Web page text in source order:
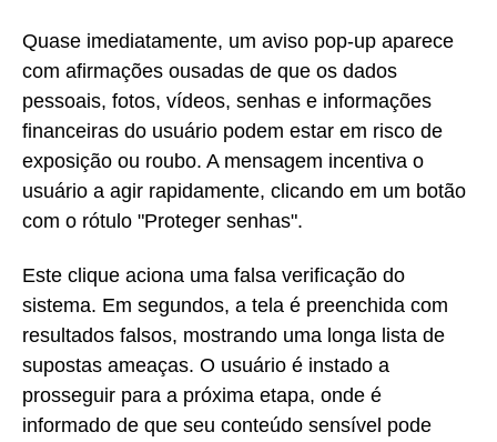
Quase imediatamente, um aviso pop-up aparece
com afirmações ousadas de que os dados
pessoais, fotos, vídeos, senhas e informações
financeiras do usuário podem estar em risco de
exposição ou roubo. A mensagem incentiva o
usuário a agir rapidamente, clicando em um botão
com o rótulo "Proteger senhas".
Este clique aciona uma falsa verificação do
sistema. Em segundos, a tela é preenchida com
resultados falsos, mostrando uma longa lista de
supostas ameaças. O usuário é instado a
prosseguir para a próxima etapa, onde é
informado de que seu conteúdo sensível pode